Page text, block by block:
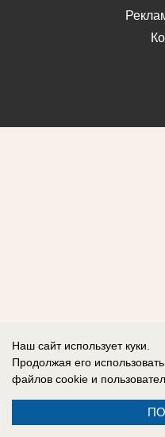
Наш сайт использует куки.
Продолжая его
файлов cookie и